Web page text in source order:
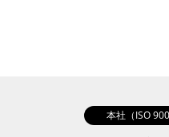
本社（ISO